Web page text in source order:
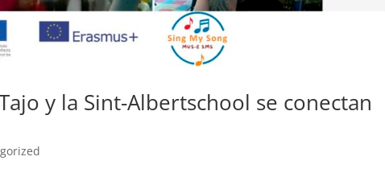
y la Sint-Albertschool se conectan